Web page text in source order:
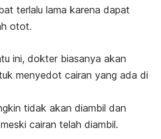
terlalu lama karena dapat
otot.
ini, dokter biasanya akan
menyedot cairan yang ada di
tidak akan diambil dan
cairan telah diambil.